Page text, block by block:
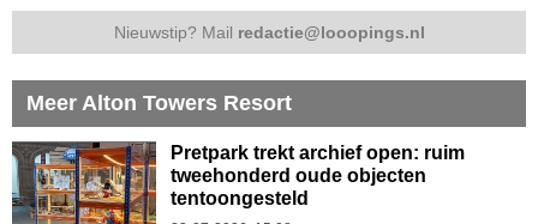
Nieuwstip? Mail redactie@looopings.nl
Meer Alton Towers Resort
Pretpark trekt archief open: ruim
tweehonderd oude objecten
tentoongesteld